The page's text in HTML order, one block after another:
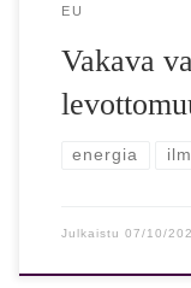
EU
Vakava
energia
Julkaistu 07/10/